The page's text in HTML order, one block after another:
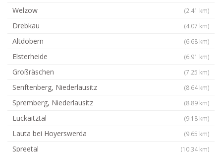
Welzow (2.41 km)
Drebkau (4.07 km)
Altdöbern (6.68 km)
Elsterheide (6.91 km)
Großräschen (7.25 km)
Senftenberg, Niederlausitz (8.64 km)
Spremberg, Niederlausitz (8.89 km)
Luckaitztal (9.18 km)
Lauta bei Hoyerswerda (9.65 km)
Spreetal (10.34 km)